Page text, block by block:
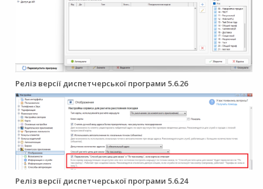
Реліз версії диспетчерської програми 5.6.26
Реліз версії диспетчерської програми 5.6.24